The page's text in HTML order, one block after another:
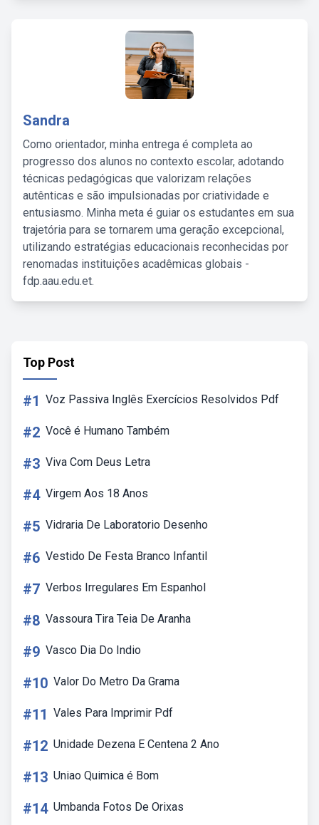
Sandra
Como orientador, minha entrega é completa ao
progresso dos alunos no contexto escolar, adotando
técnicas pedagógicas que valorizam relações
autênticas e são impulsionadas por criatividade e
entusiasmo. Minha meta é guiar os estudantes em sua
trajetória para se tornarem uma geração excepcional,
utilizando estratégias educacionais reconhecidas por
renomadas instituições acadêmicas globais -
fdp.aau.edu.et.
Top Post
#1 Voz Passiva Inglês Exercícios Resolvidos Pdf
#2 Você é Humano Também
#3 Viva Com Deus Letra
#4 Virgem Aos 18 Anos
#5 Vidraria De Laboratorio Desenho
#6 Vestido De Festa Branco Infantil
#7 Verbos Irregulares Em Espanhol
#8 Vassoura Tira Teia De Aranha
#9 Vasco Dia Do Indio
#10 Valor Do Metro Da Grama
#11 Vales Para Imprimir Pdf
#12 Unidade Dezena E Centena 2 Ano
#13 Uniao Quimica é Bom
#14 Umbanda Fotos De Orixas